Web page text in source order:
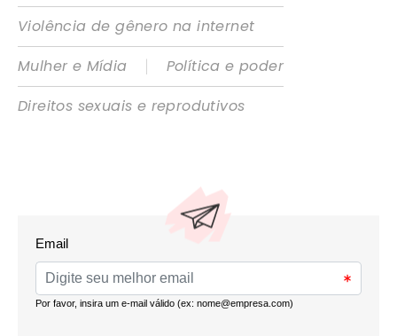
Violência de gênero na internet
Mulher e Mídia
|
Política e poder
Direitos sexuais e reprodutivos